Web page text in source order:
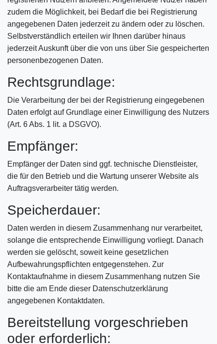
zudem die Möglichkeit, bei Bedarf die bei Registrierung
angegebenen Daten jederzeit zu ändern oder zu löschen.
Selbstverständlich erteilen wir Ihnen darüber hinaus
jederzeit Auskunft über die von uns über Sie gespeicherten
personenbezogenen Daten.
Rechtsgrundlage:
Die Verarbeitung der bei der Registrierung eingegebenen
Daten erfolgt auf Grundlage einer Einwilligung des Nutzers
(Art. 6 Abs. 1 lit. a DSGVO).
Empfänger:
Empfänger der Daten sind ggf. technische Dienstleister,
die für den Betrieb und die Wartung unserer Website als
Auftragsverarbeiter tätig werden.
Speicherdauer:
Daten werden in diesem Zusammenhang nur verarbeitet,
solange die entsprechende Einwilligung vorliegt. Danach
werden sie gelöscht, soweit keine gesetzlichen
Aufbewahrungspflichten entgegenstehen. Zur
Kontaktaufnahme in diesem Zusammenhang nutzen Sie
bitte die am Ende dieser Datenschutzerklärung
angegebenen Kontaktdaten.
Bereitstellung vorgeschrieben
oder erforderlich: